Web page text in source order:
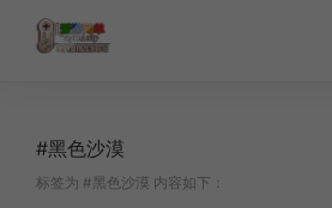
#黑色沙漠
标签为 #黑色沙漠 内容如下：